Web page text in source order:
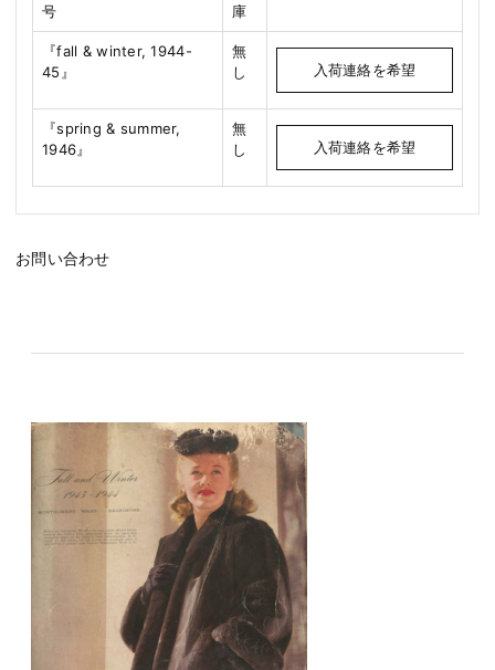
号
庫
『fall & winter, 1944-
45』
無
し
入荷連絡を希望
『spring & summer,
1946』
無
し
入荷連絡を希望
お問い合わせ